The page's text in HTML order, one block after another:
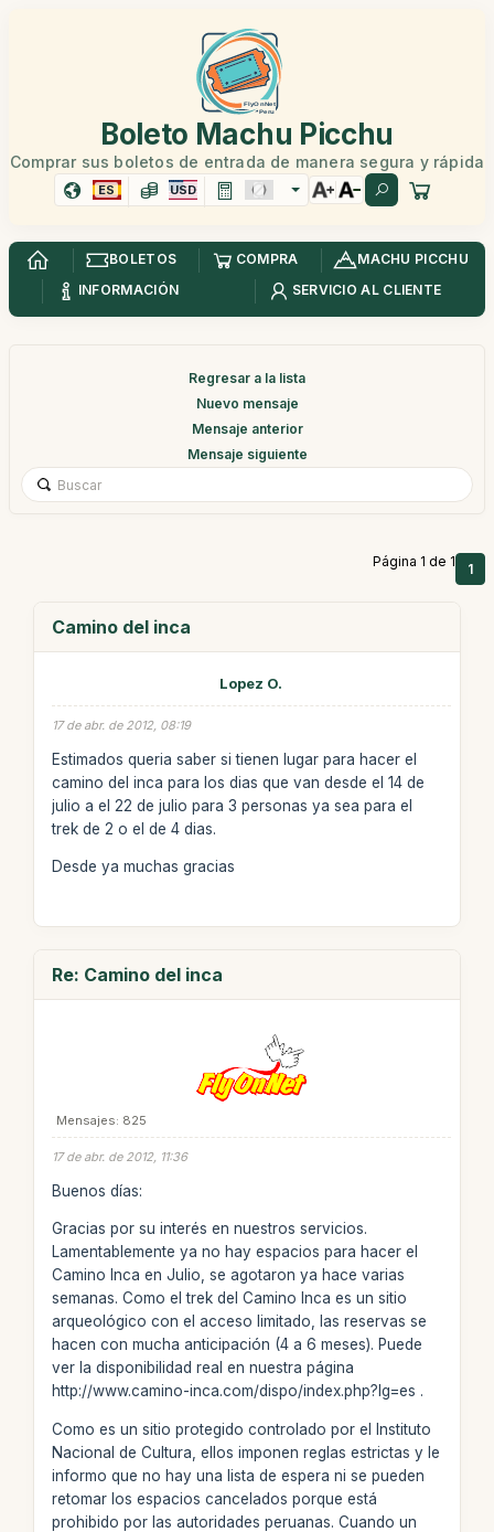
Boleto Machu Picchu
Comprar sus boletos de entrada de manera segura y rápida
ES USD
BOLETOS COMPRA
MACHU PICCHU
INFORMACIÓN
SERVICIO AL CLIENTE
Regresar a la lista
Nuevo mensaje
Mensaje anterior
Mensaje siguiente
Página 1 de 1 1
Camino del inca
Lopez O.
17 de abr. de 2012, 08:19
Estimados queria saber si tienen lugar para hacer el
camino del inca para los dias que van desde el 14 de
julio a el 22 de julio para 3 personas ya sea para el
trek de 2 o el de 4 dias.
Desde ya muchas gracias
Re: Camino del inca
Mensajes: 825
17 de abr. de 2012, 11:36
Buenos días:
Gracias por su interés en nuestros servicios.
Lamentablemente ya no hay espacios para hacer el
Camino Inca en Julio, se agotaron ya hace varias
semanas. Como el trek del Camino Inca es un sitio
arqueológico con el acceso limitado, las reservas se
hacen con mucha anticipación (4 a 6 meses). Puede
ver la disponibilidad real en nuestra página
http://www.camino-inca.com/dispo/index.php?lg=es .
Como es un sitio protegido controlado por el Instituto
Nacional de Cultura, ellos imponen reglas estrictas y le
informo que no hay una lista de espera ni se pueden
retomar los espacios cancelados porque está
prohibido por las autoridades peruanas. Cuando un